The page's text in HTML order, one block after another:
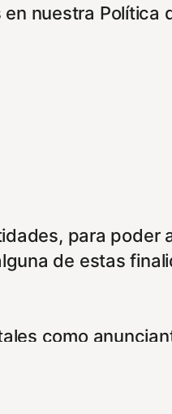
nuestra Política
para
de estas
como